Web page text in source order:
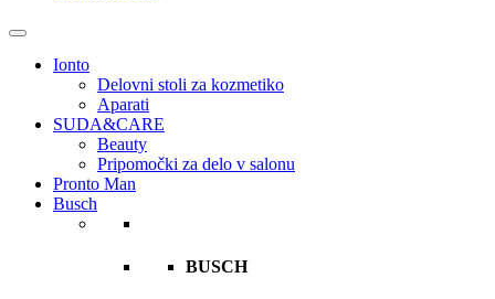
Ionto
Delovni stoli za kozmetiko
Aparati
SUDA&CARE
Beauty
Pripomočki za delo v salonu
Pronto Man
Busch
BUSCH